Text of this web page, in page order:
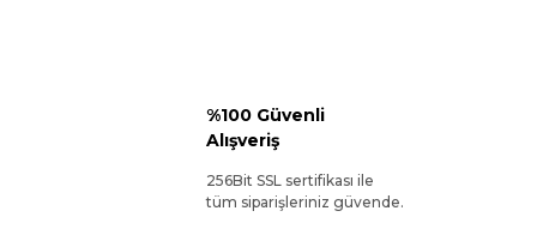
%100 Güvenli
Alışveriş
256Bit SSL sertifikası ile
tüm siparişleriniz güvende.